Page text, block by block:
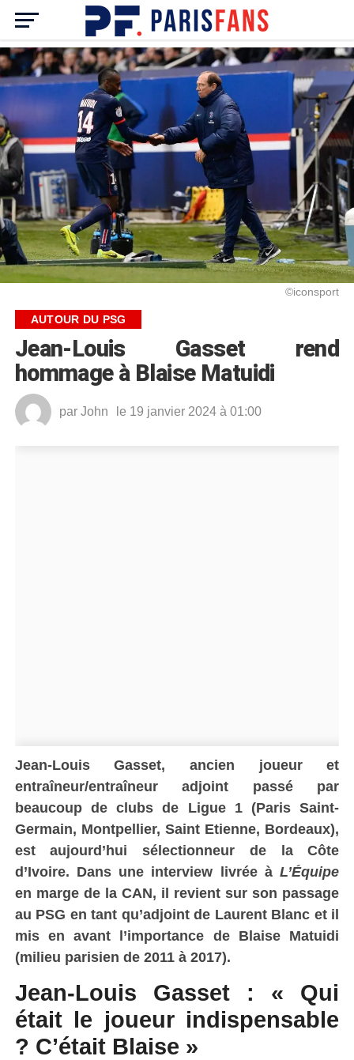
©iconsport
AUTOUR DU PSG
Jean-Louis Gasset rend
hommage à Blaise Matuidi
par John le 19 janvier 2024 à 01:00
Jean-Louis Gasset, ancien joueur et
entraîneur/entraîneur adjoint passé par
beaucoup de clubs de Ligue 1 (Paris Saint-
Germain, Montpellier, Saint Etienne, Bordeaux),
est aujourd’hui sélectionneur de la Côte
d’Ivoire. Dans une interview livrée àL’Équipe
en marge de la CAN, il revient sur son passage
au PSG en tant qu’adjoint de Laurent Blanc et il
mis en avant l’importance de Blaise Matuidi
(milieu parisien de 2011 à 2017).
Jean-Louis Gasset : « Qui
était le joueur indispensable
? C’était Blaise »